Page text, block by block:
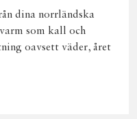
dina norrländska
som kall och
oavsett väder, året